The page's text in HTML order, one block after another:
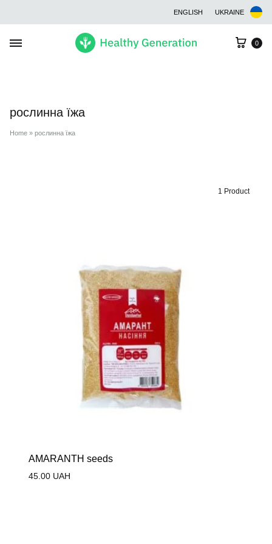
ENGLISH UKRAINE
Cart
0
рослинна їжа
Home » рослинна їжа
1 Product
AMARANTH seeds
45.00UAH